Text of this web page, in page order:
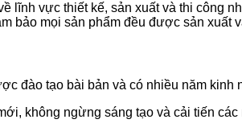
lĩnh vực thiết kế, sản xuất và thi công
bảo mọi sản phẩm đều được sản
đào tạo bài bản và có nhiều năm kinh
không ngừng sáng tạo và cải tiến